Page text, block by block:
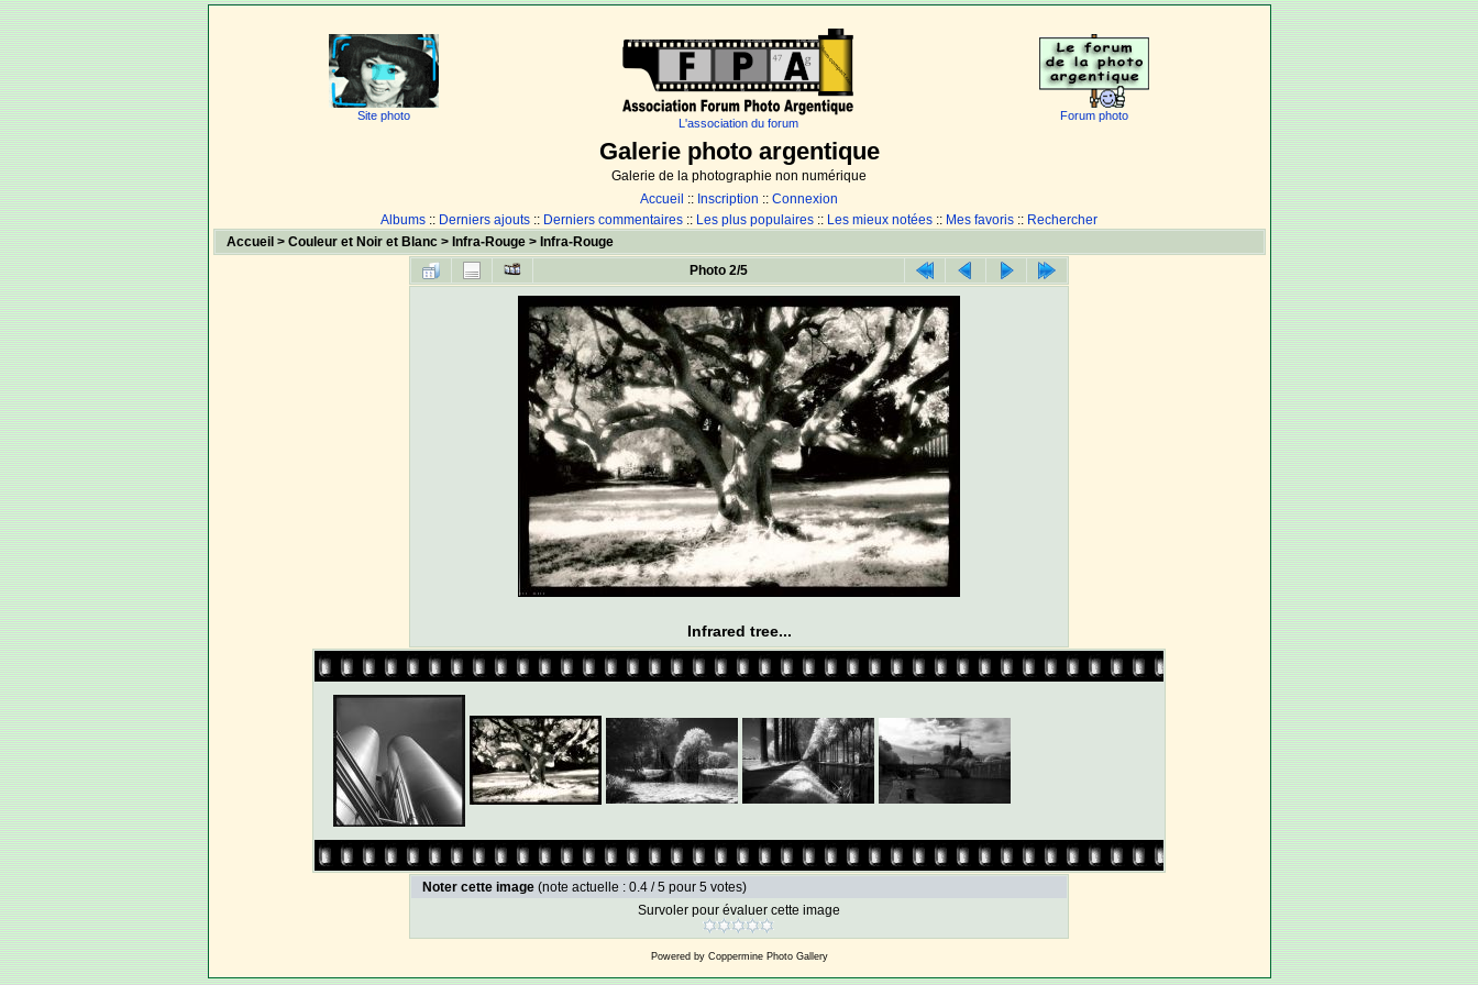
Site photo
L'association du forum
Forum photo
Galerie photo argentique
Galerie de la photographie non numérique
Accueil :: Inscription :: Connexion
Albums :: Derniers ajouts :: Derniers commentaires :: Les plus populaires :: Les mieux notées :: Mes favoris :: Rechercher
Accueil > Couleur et Noir et Blanc> Infra-Rouge> Infra-Rouge
Photo 2/5
Infrared tree...
Noter cette image (note actuelle : 0.4 / 5 pour 5 votes)
Survoler pour évaluer cette image
Powered by Coppermine Photo Gallery